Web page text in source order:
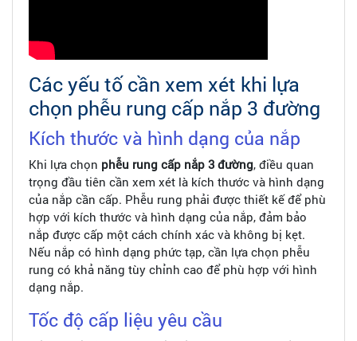
Các yếu tố cần xem xét khi lựa
chọn phễu rung cấp nắp 3 đường
Kích thước và hình dạng của nắp
Khi lựa chọn phễu rung cấp nắp 3 đường, điều quan
trọng đầu tiên cần xem xét là kích thước và hình dạng
của nắp cần cấp. Phễu rung phải được thiết kế để phù
hợp với kích thước và hình dạng của nắp, đảm bảo
nắp được cấp một cách chính xác và không bị kẹt.
Nếu nắp có hình dạng phức tạp, cần lựa chọn phễu
rung có khả năng tùy chỉnh cao để phù hợp với hình
dạng nắp.
Tốc độ cấp liệu yêu cầu